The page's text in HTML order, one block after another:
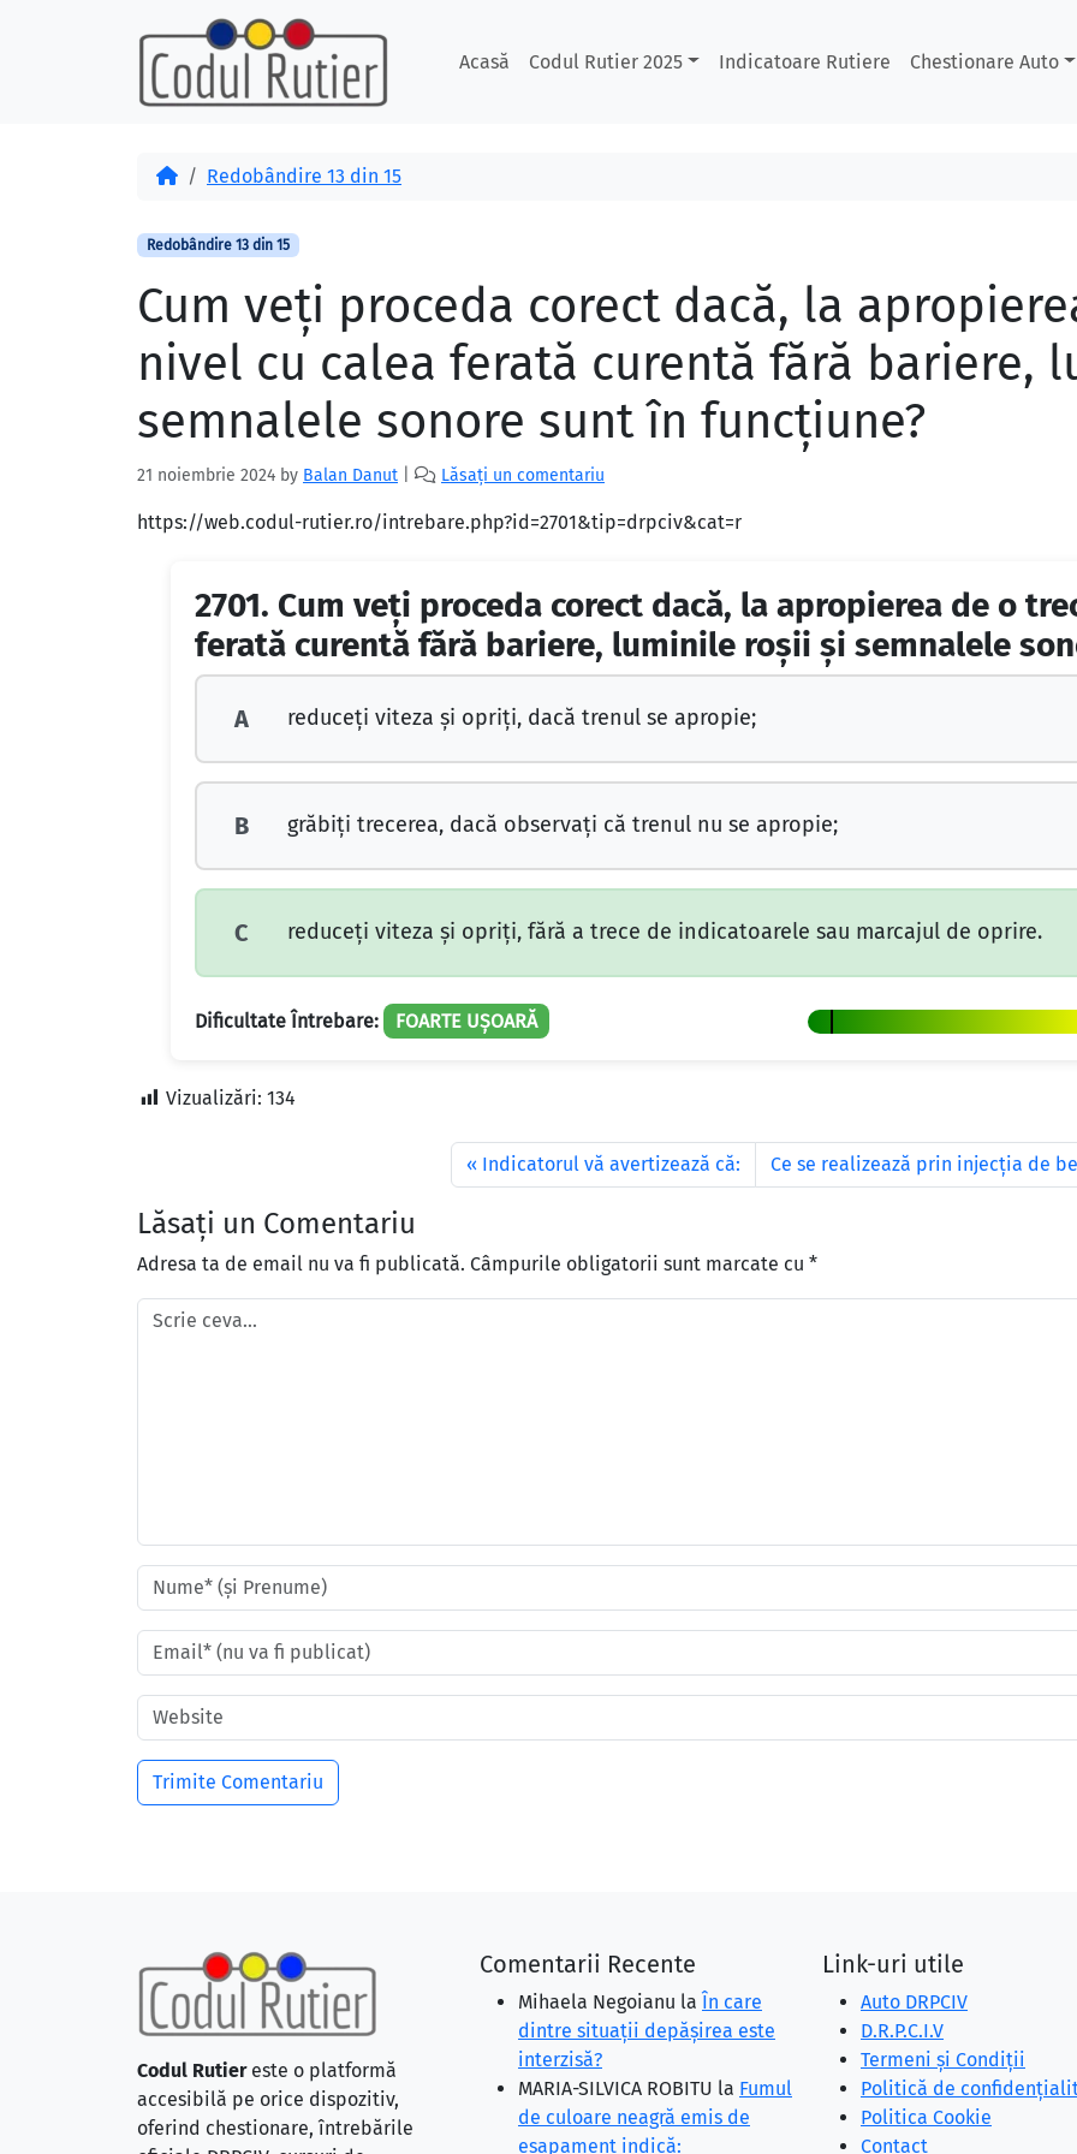
Acasă Codul Rutier 2025 Indicatoare Rutiere Chestionare Auto
AcasăRedobândire 13 din 15
Redobândire 13 din 15
Cum veţi proceda corect dacă, la
nivel cu calea ferată curentă fără bariere,
semnalele sonore sunt în funcţiune?
21 noiembrie 2024 by Balan Danut Lăsați un comentariu
https://web.codul-rutier.ro/intrebare.php?id=2701&tip=drpciv&cat=r
2701. Cum veţi proceda corect dacă, la apropierea de o
ferată curentă fără bariere, luminile roşii şi semnalele
A reduceţi viteza şi opriţi, dacă trenul se apropie;
B grăbiţi trecerea, dacă observaţi că trenul nu se apropie;
C reduceţi viteza şi opriţi, fără a trece de indicatoarele sau marcajul de oprire.
Dificultate Întrebare: FOARTE UȘOARĂ
Vizualizări: 134
Indicatorul vă avertizează că: Ce se realizează prin injecţia de
Lăsați un Comentariu
Adresa ta de email nu va fi publicată. Câmpurile obligatorii sunt marcate cu *
Codul Rutiereste o platformă
accesibilă pe orice dispozitiv,
oferind chestionare, întrebările
Comentarii Recente
Mihaela Negoianu la În care
dintre situaţii depăşirea este
interzisă?
MARIA-SILVICA ROBITU la Fumul
de culoare neagră emis de
eşapament indică:
Link-uri utile
Auto DRPCIV
D.R.P.C.I.V
Termeni și Condiții
Politică de
Politica Cookie
Contact